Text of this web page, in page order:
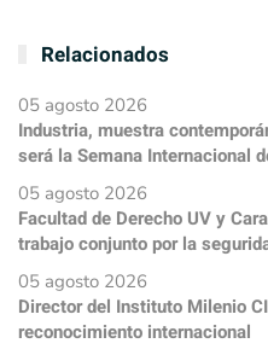
Relacionados
05 agosto 2026
Industria, muestra
será la Semana Internacional
05 agosto 2026
Facultad de Derecho UV y
trabajo conjunto por la
05 agosto 2026
Director del Instituto Milenio
reconocimiento internacional